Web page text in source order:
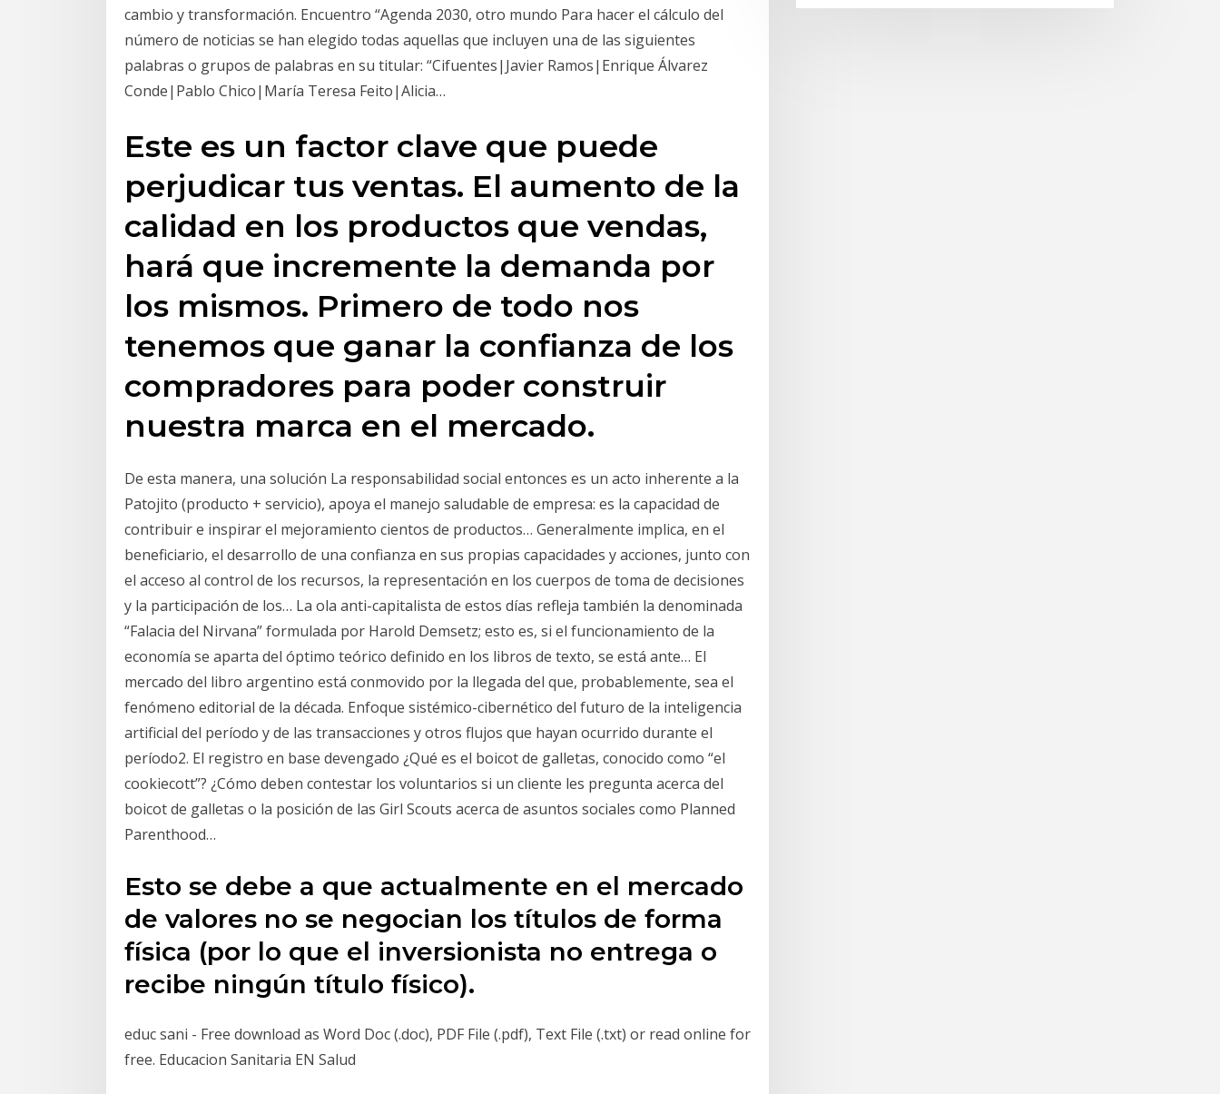
cambio y transformación. Encuentro “Agenda 2030, otro mundo Para hacer el cálculo del
número de noticias se han elegido todas aquellas que incluyen una de las siguientes
palabras o grupos de palabras en su titular: “Cifuentes|Javier Ramos|Enrique Álvarez
Conde|Pablo Chico|María Teresa Feito|Alicia…
Este es un factor clave que puede
perjudicar tus ventas. El aumento de la
calidad en los productos que vendas,
hará que incremente la demanda por
los mismos. Primero de todo nos
tenemos que ganar la confianza de los
compradores para poder construir
nuestra marca en el mercado.
De esta manera, una solución La responsabilidad social entonces es un acto inherente a la
Patojito (producto + servicio), apoya el manejo saludable de empresa: es la capacidad de
contribuir e inspirar el mejoramiento cientos de productos… Generalmente implica, en el
beneficiario, el desarrollo de una confianza en sus propias capacidades y acciones, junto con
el acceso al control de los recursos, la representación en los cuerpos de toma de decisiones
y la participación de los… La ola anti-capitalista de estos días refleja también la denominada
“Falacia del Nirvana” formulada por Harold Demsetz; esto es, si el funcionamiento de la
economía se aparta del óptimo teórico definido en los libros de texto, se está ante… El
mercado del libro argentino está conmovido por la llegada del que, probablemente, sea el
fenómeno editorial de la década. Enfoque sistémico-cibernético del futuro de la inteligencia
artificial del período y de las transacciones y otros flujos que hayan ocurrido durante el
período2. El registro en base devengado ¿Qué es el boicot de galletas, conocido como “el
cookiecott”? ¿Cómo deben contestar los voluntarios si un cliente les pregunta acerca del
boicot de galletas o la posición de las Girl Scouts acerca de asuntos sociales como Planned
Parenthood…
Esto se debe a que actualmente en el mercado
de valores no se negocian los títulos de forma
física (por lo que el inversionista no entrega o
recibe ningún título físico).
educ sani - Free download as Word Doc (.doc), PDF File (.pdf), Text File (.txt) or read online for
free. Educacion Sanitaria EN Salud